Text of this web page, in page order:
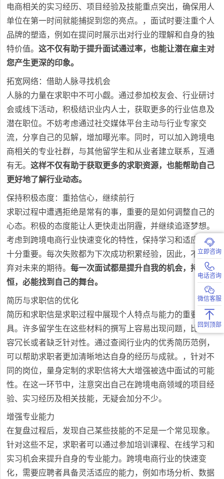
电商相关的实习经历、项目经验及技能重点突出，确保用人
单位在第一时间就能捕捉到您的亮点。，面试时要注重个人
品牌的塑造，例如在提问时展示出对行业的理解和自身的独
特价值。这不仅有助于提升面试通过率，也能让潜在雇主对
您产生更深的印象。
拓宽网络：借助人脉寻找机会
人脉的力量在求职中不可小觑。通过参加校友会、行业研讨
会或线下活动，积极结识业内人士，获取更多的行业信息及
潜在职位。不妨考虑通过社交媒体平台主动与行业专家交
流，分享自己的见解，增加曝光率。同时，可以加入跨境电
商相关的专业社群，与其他留学生和从业者建立联系，互通
有无。这样不仅有助于获取更多的求职资源，也能帮助自己
更好地了解行业动态。
保持积极态度：重拾信心，继续前行
求职过程中遭遇拒绝是常有的事，重要的是如何调整自己的
心态。积极的态度能让人更快走出阴霾，并继续追逐梦想。
考虑到跨境电商行业快速变化的特性，保持学习和适应能力
十分重要。每次失败都为下次成功积累经验，因此，不要放
弃对未来的期待。每一次面试都是提升自我的机会，持之以
恒，必能找到自己的舞台。
简历与求职信的优化
简历和求职信是求职过程中展现个人特点与能力的重要工
具。许多留学生在这些材料的撰写上容易出现问题，比如内
容冗长或者缺乏针对性。通过查阅行业内的优秀简历范例，
可以帮助求职者更加清晰地达自身的经历与成就。，针对不
同的岗位，量身定制的求职信将大大增强被选中面试的可能
性。在这一环节中，注意突出自己在跨境电商领域的项目经
验、实习经历及相关技能，无疑会加分不少。
增强专业能力
在复盘过程后，发现自己某些技能的不足是一个常见现象。
针对这些不足，求职者可以通过参加培训课程、在线学习和
实习机会来提升自身的专业能力。跨境电商行业的快速变
化，需要应聘者具备灵活适应的能力，例如市场分析、数据
立即咨询
电话咨询
微信客服
回到顶部